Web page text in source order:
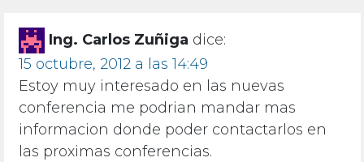
Ing. Carlos Zuñiga dice:
15 octubre, 2012 a las 14:49
Estoy muy interesado en las nuevas
conferencia me podrian mandar mas
informacion donde poder contactarlos en
las proximas conferencias.